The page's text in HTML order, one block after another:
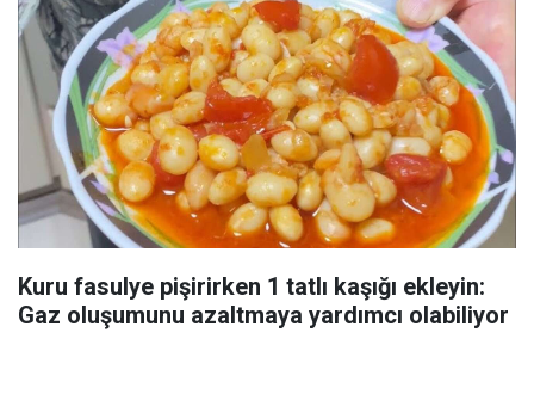
Kuru fasulye pişirirken 1 tatlı kaşığı ekleyin:
Gaz oluşumunu azaltmaya yardımcı olabiliyor